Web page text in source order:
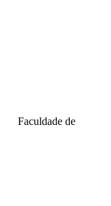
Faculdade de